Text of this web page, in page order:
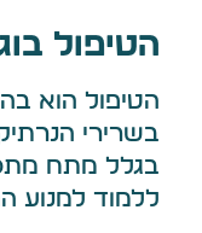
הטיפול
הטיפול הוא
בשרירי
בגלל מתח
ללמוד למנוע